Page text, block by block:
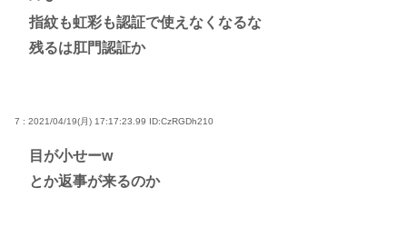
指紋も虹彩も認証で使えなくなるな
残るは肛門認証か
7 : 2021/04/19(月) 17:17:23.99 ID:CzRGDh210
目が小せーw
とか返事が来るのか